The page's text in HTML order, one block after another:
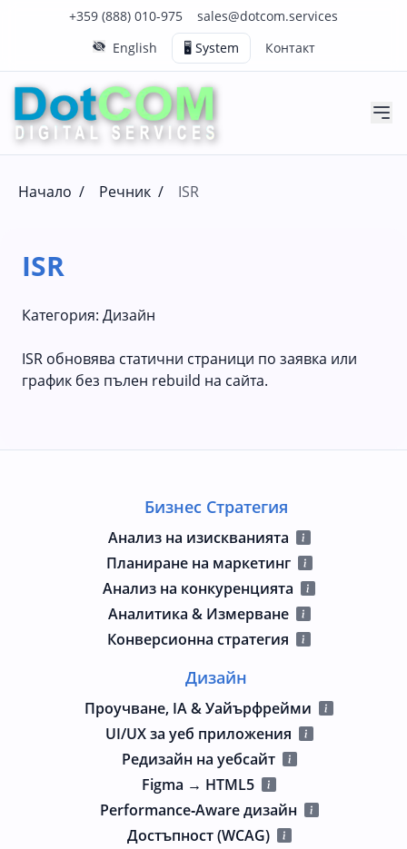
+359 (888) 010-975
Нашия телефонен номер е 0888010975
sales@dotcom.services
Нашия имейл адрес е sales@dotcom.services
English
🖥️ System Контакт
Начало / Речник / ISR
ISR
Категория: Дизайн
ISR обновява статични страници по заявка или
график без пълен rebuild на сайта.
Бизнес Стратегия
Анализ на изискванията
Планиране на маркетинг
Анализ на конкуренцията
Аналитика & Измерване
Конверсионна стратегия
Дизайн
Проучване, IA & Уайърфрейми
UI/UX за уеб приложения
Редизайн на уебсайт
Figma → HTML5
Performance‑Aware дизайн
Достъпност (WCAG)